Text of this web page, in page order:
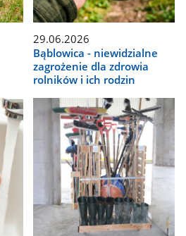
29.06.2026
Bąblowica - niewidzialne
zagrożenie dla zdrowia
rolników i ich rodzin